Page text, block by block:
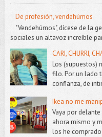
De profesión, vendehúmos
"Vendehúmos", dícese de la
sociales un altavoz increíble
CARI, CHURRI,
Los (supuestos)
filo. Por un lado
confianza, de
Ikea no me
Vaya por
ahora mismo y
los he